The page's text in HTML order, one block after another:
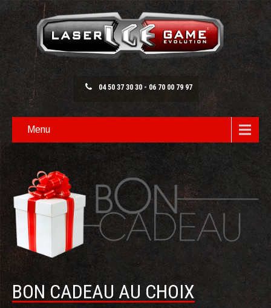
04 50 37 30 30 - 06 70 00 79 97
Menu
BON CADEAU AU CHOIX